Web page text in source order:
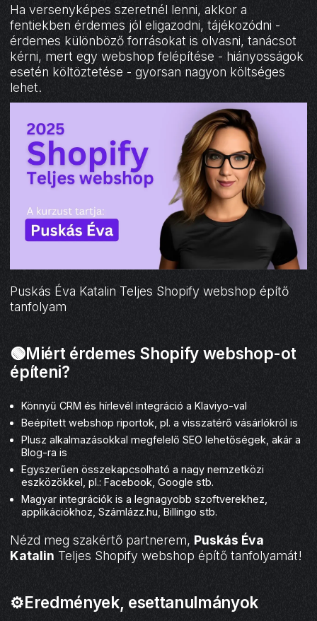
Ha versenyképes szeretnél lenni, akkor a
fentiekben érdemes jól eligazodni, tájékozódni -
érdemes különböző forrásokat is olvasni, tanácsot
kérni, mert egy webshop felépítése - hiányosságok
esetén költöztetése - gyorsan nagyon költséges
lehet.
Puskás Éva Katalin Teljes Shopify webshop építő
tanfolyam
🟢Miért érdemes Shopify webshop-ot
építeni?
Könnyű CRM és hírlevél integráció a Klaviyo-val
Beépített webshop riportok, pl. a visszatérő vásárlókról is
Plusz alkalmazásokkal megfelelő SEO lehetőségek, akár a
Blog-ra is
Egyszerűen összekapcsolható a nagy nemzetközi
eszközökkel, pl.: Facebook, Google stb.
Magyar integrációk is a legnagyobb szoftverekhez,
applikációkhoz, Számlázz.hu, Billingo stb.
Nézd meg szakértő partnerem, Puskás Éva
Katalin Teljes Shopify webshop építő tanfolyamát!
⚙️Eredmények, esettanulmányok